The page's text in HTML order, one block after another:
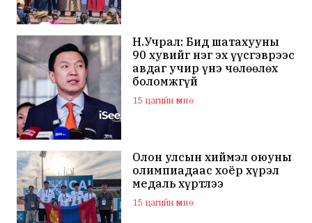
Н.Учрал: Бид шатахууны
90 хувийг нэг эх үүсгэврээс
авдаг учир үнэ чөлөөлөх
боломжгүй
15 цагийн өмнө
Олон улсын хиймэл оюуны
олимпиадаас хоёр хүрэл
медаль хүртлээ
15 цагийн өмнө